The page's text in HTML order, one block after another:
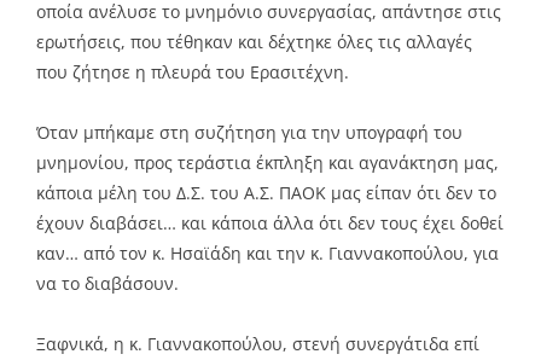
οποία ανέλυσε το μνημόνιο συνεργασίας, απάντησε στις
ερωτήσεις, που τέθηκαν και δέχτηκε όλες τις αλλαγές
που ζήτησε η πλευρά του Ερασιτέχνη.
Όταν μπήκαμε στη συζήτηση για την υπογραφή του
μνημονίου, προς τεράστια έκπληξη και αγανάκτηση μας,
κάποια μέλη του Δ.Σ. του Α.Σ. ΠΑΟΚ μας είπαν ότι δεν το
έχουν διαβάσει… και κάποια άλλα ότι δεν τους έχει δοθεί
καν… από τον κ. Ησαϊάδη και την κ. Γιαννακοπούλου, για
να το διαβάσουν.
Ξαφνικά, η κ. Γιαννακοπούλου, στενή συνεργάτιδα επί